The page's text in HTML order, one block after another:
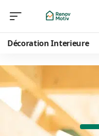
Décoration Interieure